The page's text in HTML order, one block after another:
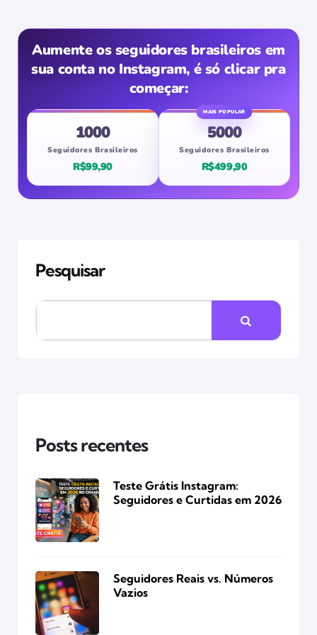
Aumente os seguidores brasileiros em
sua conta no Instagram, é só clicar pra
começar:
1000
Seguidores Brasileiros
R$99,90
5000
Seguidores Brasileiros
R$499,90
Pesquisar
Posts recentes
Teste Grátis Instagram:
Seguidores e Curtidas em 2026
Seguidores Reais vs. Números
Vazios